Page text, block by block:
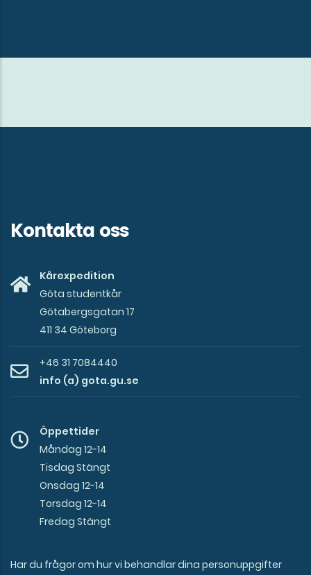
Kontakta oss
Kårexpedition
Göta studentkår
Götabergsgatan 17
411 34 Göteborg
+46 31 7084440
info (a) gota.gu.se
Öppettider
Måndag 12-14
Tisdag Stängt
Onsdag 12-14
Torsdag 12-14
Fredag Stängt
Har du frågor om hur vi behandlar dina personuppgifter